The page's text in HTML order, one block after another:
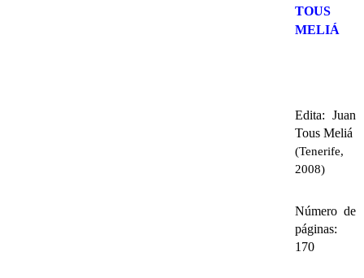
TOUS
MELIÁ
Edita: Juan
Tous Meliá
(Tenerife,
2008)
Número de
páginas:
170